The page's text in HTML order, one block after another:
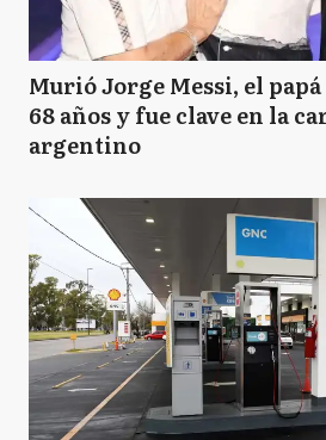
Murió Jorge Messi, el
68 años y fue clave en la
argentino